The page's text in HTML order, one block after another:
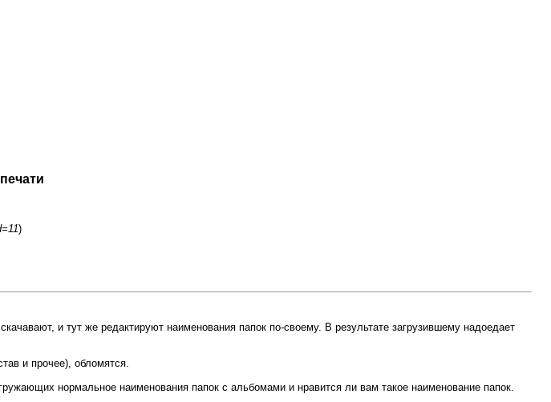
)
и тут же редактируют наименования папок по-своему. В результате загрузившему надоедает
и прочее), обломятся.
нормальное наименования папок с альбомами и нравится ли вам такое наименование папок.